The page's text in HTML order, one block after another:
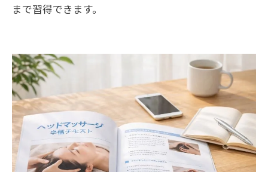
まで習得できます。